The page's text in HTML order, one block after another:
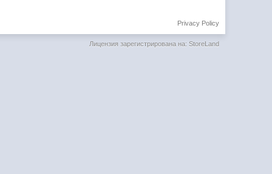
Privacy Policy
Лицензия зарегистрирована на: StoreLand